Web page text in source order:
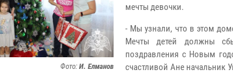
Фото: И. Елманов
мечты девочки.
- Мы узнали, что в этом
Мечты детей должны
поздравления с Новым
счастливой Ане начальник